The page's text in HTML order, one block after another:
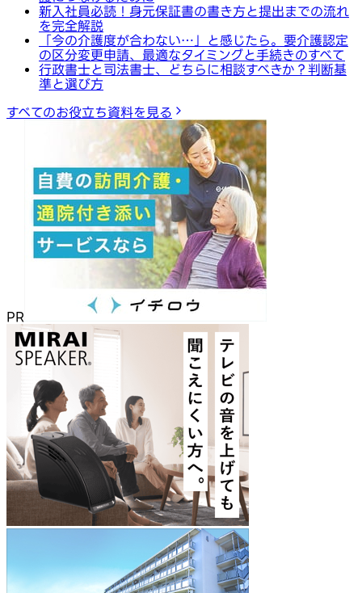
新入社員必読！身元保証書の書き方と提出までの流れ
を完全解説
「今の介護度が合わない…」と感じたら。要介護認定
の区分変更申請、最適なタイミングと手続きのすべて
行政書士と司法書士、どちらに相談すべきか？判断基
準と選び方
すべてのお役立ち資料を見る
PR